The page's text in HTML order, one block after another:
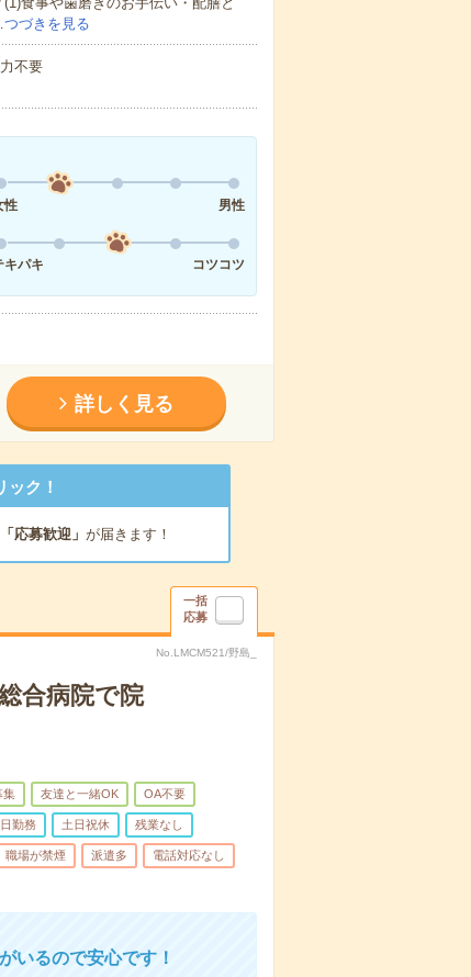
つづきを見る
不要
性
男性
キパキ
コツコツ
詳しく見る
ク！
「応募歓迎」 が届きます！
一括
応募
No.LMCM521/野島_
合病院で院
集 友達と一緒OK OA不要
勤務 土日祝休 残業なし
職場が禁煙 派遣多 電話対応なし
いるので安心です！